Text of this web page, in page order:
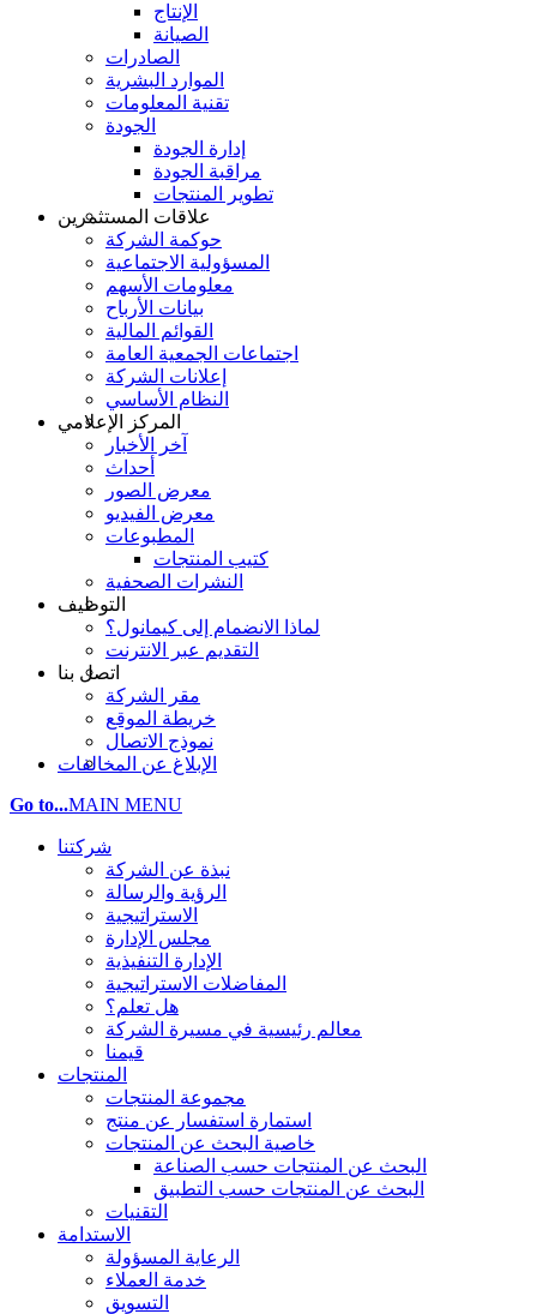
الإنتاج
الصيانة
الصادرات
الموارد البشرية
تقنية المعلومات
الجودة
إدارة الجودة
مراقبة الجودة
تطوير المنتجات
علاقات المستثمرين
حوكمة الشركة
المسؤولية الاجتماعية
معلومات الأسهم
بيانات الأرباح
القوائم المالية
اجتماعات الجمعية العامة
إعلانات الشركة
النظام الأساسي
المركز الإعلامي
آخر الأخبار
أحداث
معرض الصور
معرض الفيديو
المطبوعات
كتيب المنتجات
النشرات الصحفية
التوظيف
لماذا الانضمام إلى كيمانول؟
التقديم عبر الانترنت
اتصل بنا
مقر الشركة
خريطة الموقع
نموذج الاتصال
الإبلاغ عن المخالفات
Go to...MAIN MENU
شركتنا
نبذة عن الشركة
الرؤية والرسالة
الاستراتيجية
مجلس الإدارة
الإدارة التنفيذية
المفاضلات الاستراتيجية
هل تعلم؟
معالم رئيسية في مسيرة الشركة
قيمنا
المنتجات
مجموعة المنتجات
استمارة استفسار عن منتج
خاصية البحث عن المنتجات
البحث عن المنتجات حسب الصناعة
البحث عن المنتجات حسب التطبيق
التقنيات
الاستدامة
الرعاية المسؤولة
خدمة العملاء
التسويق